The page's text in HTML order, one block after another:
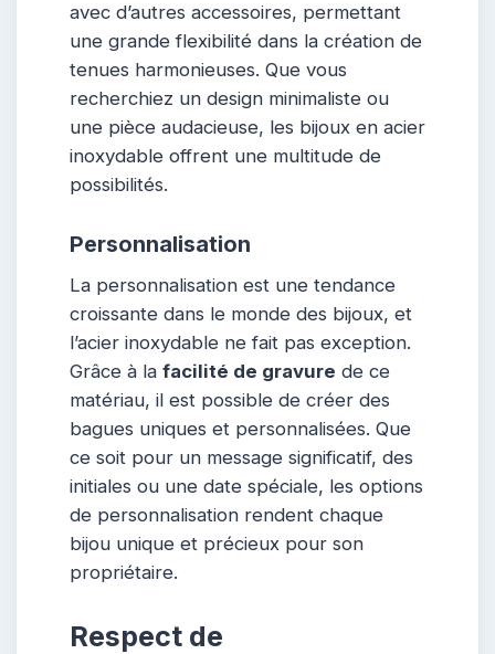
avec d’autres accessoires, permettant
une grande flexibilité dans la création de
tenues harmonieuses. Que vous
recherchiez un design minimaliste ou
une pièce audacieuse, les bijoux en acier
inoxydable offrent une multitude de
possibilités.
Personnalisation
La personnalisation est une tendance
croissante dans le monde des bijoux, et
l’acier inoxydable ne fait pas exception.
Grâce à la facilité de gravure de ce
matériau, il est possible de créer des
bagues uniques et personnalisées. Que
ce soit pour un message significatif, des
initiales ou une date spéciale, les options
de personnalisation rendent chaque
bijou unique et précieux pour son
propriétaire.
Respect de